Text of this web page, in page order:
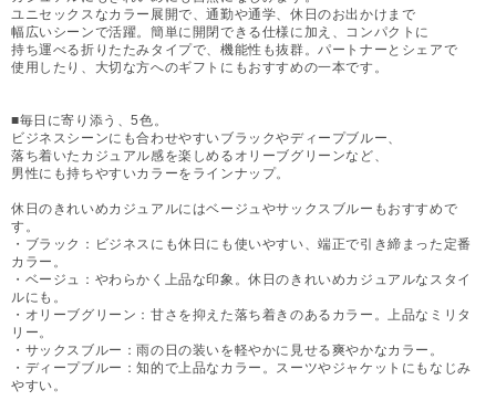
ユニセックスなカラー展開で、通勤や通学、休日のお出かけまで
幅広いシーンで活躍。簡単に開閉できる仕様に加え、コンパクトに
持ち運べる折りたたみタイプで、機能性も抜群。パートナーとシェアで
使用したり、大切な方へのギフトにもおすすめの一本です。
■毎日に寄り添う、5色。
ビジネスシーンにも合わせやすいブラックやディープブルー、
落ち着いたカジュアル感を楽しめるオリーブグリーンなど、
男性にも持ちやすいカラーをラインナップ。
休日のきれいめカジュアルにはベージュやサックスブルーもおすすめで
す。
・ブラック：ビジネスにも休日にも使いやすい、端正で引き締まった定番
カラー。
・ベージュ：やわらかく上品な印象。休日のきれいめカジュアルなスタイ
ルにも。
・オリーブグリーン：甘さを抑えた落ち着きのあるカラー。上品なミリタ
リー。
・サックスブルー：雨の日の装いを軽やかに見せる爽やかなカラー。
・ディープブルー：知的で上品なカラー。スーツやジャケットにもなじみ
やすい。